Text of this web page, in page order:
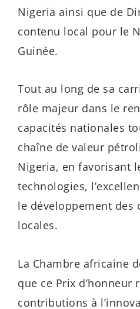
Nigeria ainsi que de
contenu local pour le
Guinée.
Tout au long de sa
rôle majeur dans le
capacités nationales
chaîne de valeur
Nigeria, en favorisant
technologies,
le développement des
locales.
La Chambre africaine
que ce Prix d’honneur
contributions à